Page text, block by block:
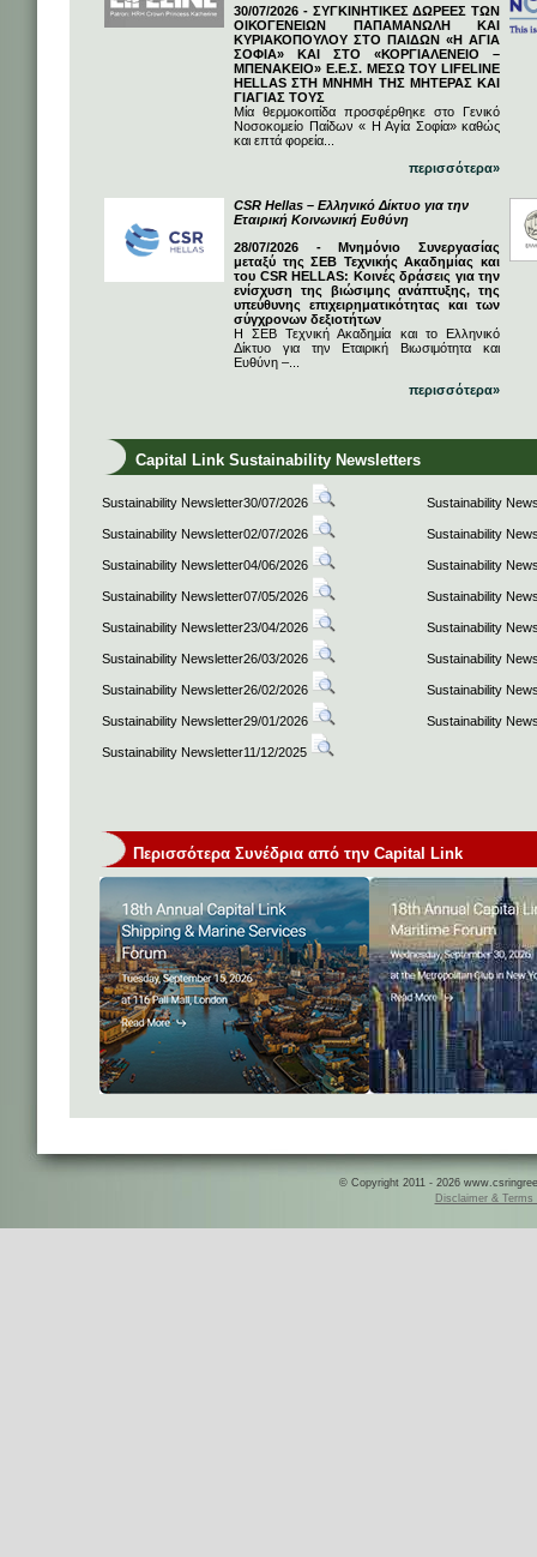
30/07/2026 - ΣΥΓΚΙΝΗΤΙΚΕΣ ΔΩΡΕΕΣ ΤΩΝ
ΟΙΚΟΓΕΝΕΙΩΝ ΠΑΠΑΜΑΝΩΛΗ ΚΑΙ
ΚΥΡΙΑΚΟΠΟΥΛΟΥ ΣΤΟ ΠΑΙΔΩΝ «Η ΑΓΙΑ
ΣΟΦΙΑ» ΚΑΙ ΣΤΟ «ΚΟΡΓΙΑΛΕΝΕΙΟ –
ΜΠΕΝΑΚΕΙΟ» Ε.Ε.Σ. ΜΕΣΩ ΤΟΥ LIFELINE
HELLAS ΣΤΗ ΜΝΗΜΗ ΤΗΣ ΜΗΤΕΡΑΣ ΚΑΙ
ΓΙΑΓΙΑΣ ΤΟΥΣ
Μία θερμοκοιτίδα προσφέρθηκε στο Γενικό
Νοσοκομείο Παίδων « Η Αγία Σοφία» καθώς
και επτά φορεία...
περισσότερα»
CSR Hellas – Ελληνικό Δίκτυο για την
Εταιρική Κοινωνική Ευθύνη
28/07/2026 - Μνημόνιο Συνεργασίας
μεταξύ της ΣΕΒ Τεχνικής Ακαδημίας και
του CSR HELLAS: Κοινές δράσεις για την
ενίσχυση της βιώσιμης ανάπτυξης, της
υπεύθυνης επιχειρηματικότητας και των
σύγχρονων δεξιοτήτων
Η ΣΕΒ Τεχνική Ακαδημία και το Ελληνικό
Δίκτυο για την Εταιρική Βιωσιμότητα και
Ευθύνη –...
περισσότερα»
Capital Link Sustainability Newsletters
Sustainability Newsletter30/07/2026 Sustainability
Sustainability Newsletter02/07/2026 Sustainability
Sustainability Newsletter04/06/2026 Sustainability
Sustainability Newsletter07/05/2026 Sustainability
Sustainability Newsletter23/04/2026 Sustainability
Sustainability Newsletter26/03/2026 Sustainability
Sustainability Newsletter26/02/2026 Sustainability
Sustainability Newsletter29/01/2026 Sustainability
Sustainability Newsletter11/12/2025
Περισσότερα Συνέδρια από την Capital Link
© Copyright 2011 - 2026
Disclaimer & Terms